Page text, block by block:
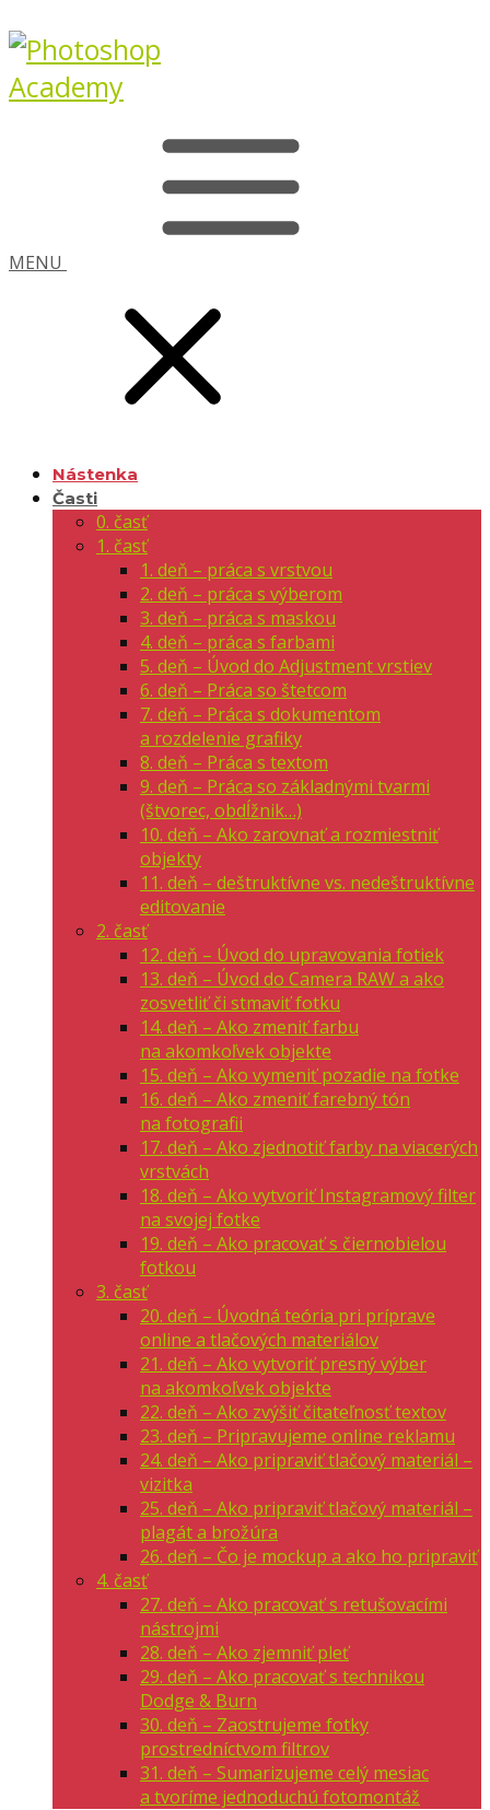
MENU
Nástenka
Časti
0. časť
1. časť
1. deň – práca s vrstvou
2. deň – práca s výberom
3. deň – práca s maskou
4. deň – práca s farbami
5. deň – Úvod do Adjustment vrstiev
6. deň – Práca so štetcom
7. deň – Práca s dokumentom
a rozdelenie grafiky
8. deň – Práca s textom
9. deň – Práca so základnými tvarmi
(štvorec, obdĺžnik…)
10. deň – Ako zarovnať a rozmiestniť
objekty
11. deň – deštruktívne vs. nedeštruktívne
editovanie
2. časť
12. deň – Úvod do upravovania fotiek
13. deň – Úvod do Camera RAW a ako
zosvetliť či stmaviť fotku
14. deň – Ako zmeniť farbu
na akomkoľvek objekte
15. deň – Ako vymeniť pozadie na fotke
16. deň – Ako zmeniť farebný tón
na fotografii
17. deň – Ako zjednotiť farby na viacerých
vrstvách
18. deň – Ako vytvoriť Instagramový filter
na svojej fotke
19. deň – Ako pracovať s čiernobielou
fotkou
3. časť
20. deň – Úvodná teória pri príprave
online a tlačových materiálov
21. deň – Ako vytvoriť presný výber
na akomkoľvek objekte
22. deň – Ako zvýšiť čitateľnosť textov
23. deň – Pripravujeme online reklamu
24. deň – Ako pripraviť tlačový materiál –
vizitka
25. deň – Ako pripraviť tlačový materiál –
plagát a brožúra
26. deň – Čo je mockup a ako ho pripraviť
4. časť
27. deň – Ako pracovať s retušovacími
nástrojmi
28. deň – Ako zjemniť pleť
29. deň – Ako pracovať s technikou
Dodge & Burn
30. deň – Zaostrujeme fotky
prostredníctvom filtrov
31. deň – Sumarizujeme celý mesiac
a tvoríme jednoduchú fotomontáž